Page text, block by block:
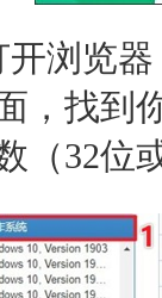
开浏览
，找到
（32位